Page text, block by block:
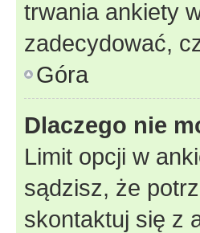
trwania ankiety
zadecydować,
Góra
Dlaczego nie
Limit opcji w
sądzisz, że
skontaktuj się z